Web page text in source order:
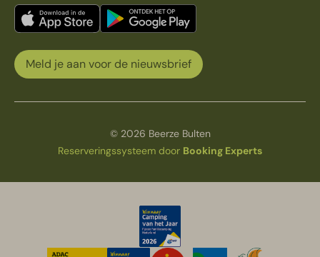
Meld je aan voor de nieuwsbrief
© 2026 Beerze Bulten
Reserveringssysteem door Booking Experts